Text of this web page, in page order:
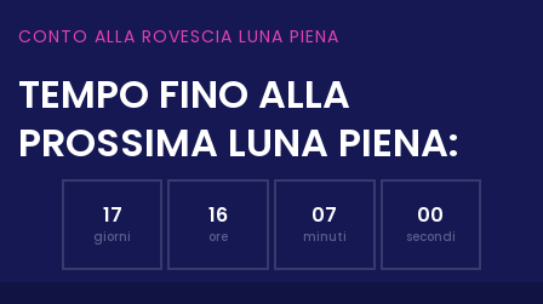
CONTO ALLA ROVESCIA LUNA PIENA
TEMPO FINO ALLA
PROSSIMA LUNA PIENA:
17
giorni
16
ore
06
minuti
59
secondi